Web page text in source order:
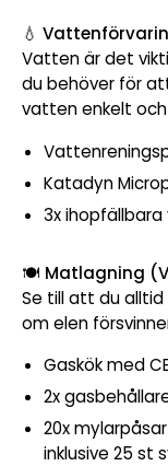
💧
Vatten är det
du behöver för
vatten enkelt
Katadyn
3x
🍽️ Matlagning
Se till att du
om elen
Gaskök med
2x
20x
inklusive 25 st